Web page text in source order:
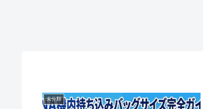
未分類